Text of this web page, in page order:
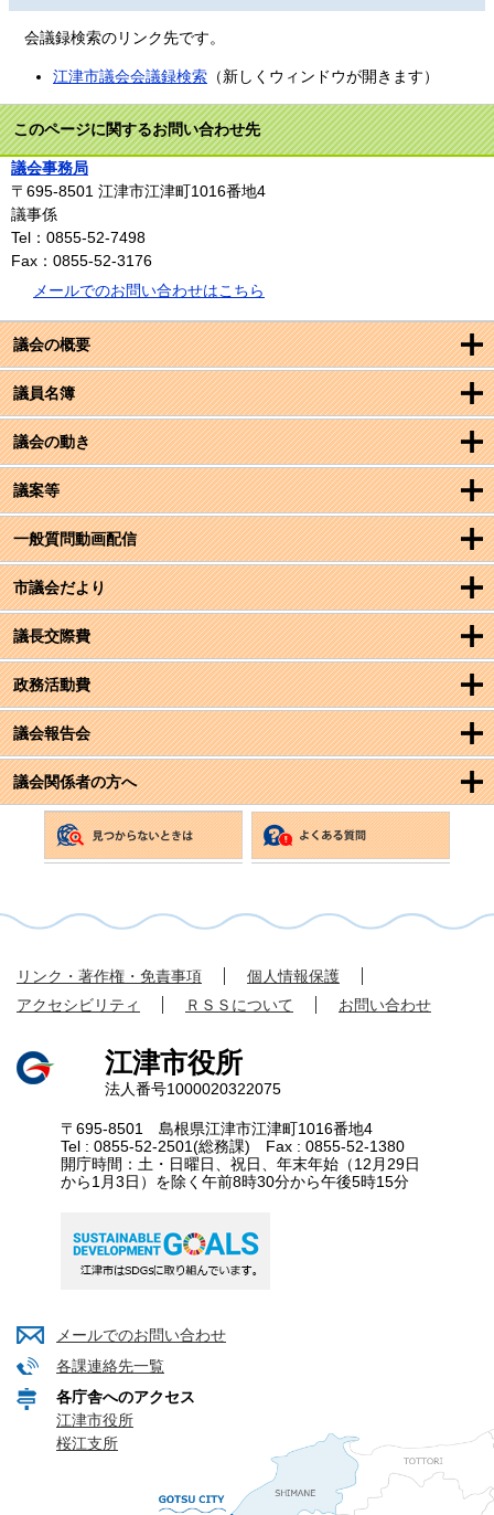
議会の概要
議員名簿
議会の動き
議案等
一般質問動画配信
市議会だより
議長交際費
政務活動費
議会報告会
議会関係者の方へ
会議録検索のリンク先です。
江津市議会会議録検索 （新しくウィンドウが開きます）
このページに関するお問い合わせ先
議会事務局
〒695-8501 江津市江津町1016番地4
議事係
Tel：0855-52-7498
Fax：0855-52-3176
メールでのお問い合わせはこちら
リンク・著作権・免責事項
個人情報保護
アクセシビリティ
ＲＳＳについて お問い合わせ
江津市役所
法人番号1000020322075
〒695-8501 島根県江津市江津町1016番地4
Tel : 0855-52-2501(総務課) Fax : 0855-52-1380
開庁時間：土・日曜日、祝日、年末年始（12月29日
から1月3日）を除く午前8時30分から午後5時15分
メールでのお問い合わせ
各課連絡先一覧
各庁舎へのアクセス
江津市役所
桜江支所